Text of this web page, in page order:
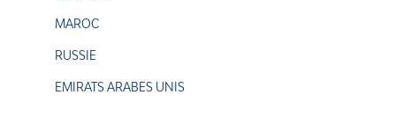
MAROC
RUSSIE
EMIRATS ARABES UNIS